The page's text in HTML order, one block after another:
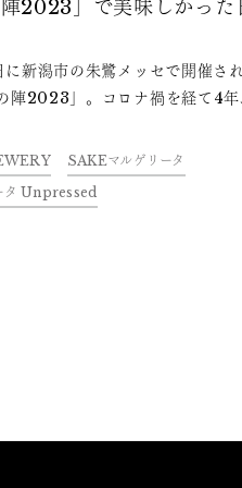
2023」で美味しかった
に新潟市の朱鷺メッセで開催さ
陣2023」。コロナ禍を経て4年
しました。県内の80の酒蔵が自
送り出した日本酒の数は、なんと
中から久保田ファンが飲んだ
SAKEマルゲリータ
タ Unpressed